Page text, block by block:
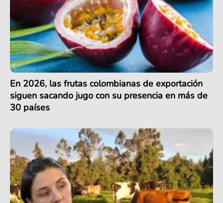
En 2026, las frutas colombianas de exportación
siguen sacando jugo con su presencia en más de
30 países